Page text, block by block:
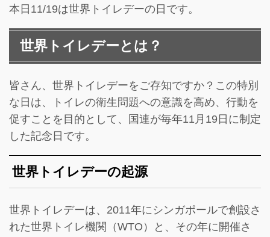
本日11/19は世界トイレデーの日です。
世界トイレデーとは？
皆さん、世界トイレデーをご存知ですか？この特別
な日は、トイレの衛生問題への意識を高め、行動を
促すことを目的として、国連が毎年11月19日に制定
した記念日です。
世界トイレデーの起源
世界トイレデーは、2011年にシンガポールで創設さ
れた世界トイレ機関（WTO）と、その年に開催さ